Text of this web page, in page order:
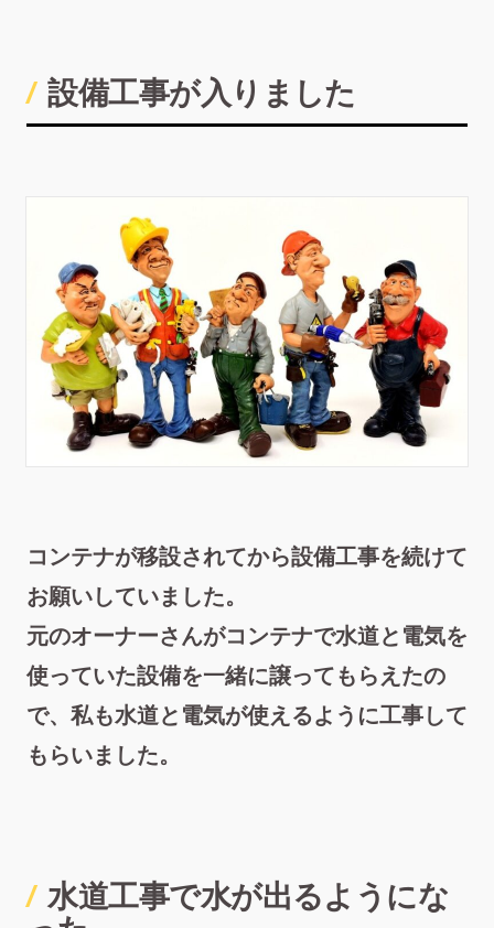
設備工事が入りました
コンテナが移設されてから設備工事を続けて
お願いしていました。
元のオーナーさんがコンテナで水道と電気を
使っていた設備を一緒に譲ってもらえたの
で、私も水道と電気が使えるように工事して
もらいました。
水道工事で水が出るようにな